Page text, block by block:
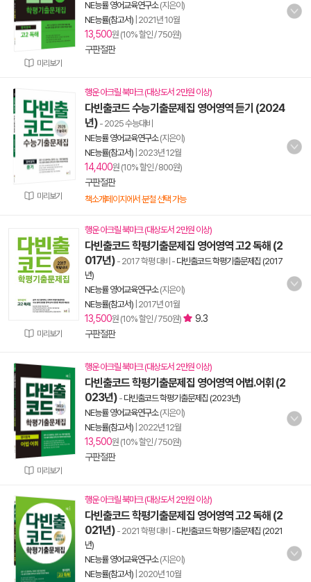
미리보기
NE능률 영어교육연구소(지은이)
NE능률(참고서) 2021년 10월
13,500원 (10% 할인 / 750원)
구판절판
미리보기
행운 아크릴 북마크 (대상도서 2만원 이상)
다빈출코드 수능기출문제집 영어영역 듣기 (2024
년) - 2025 수능대비
NE능률 영어교육연구소(지은이)
NE능률(참고서) 2023년 12월
14,400원 (10% 할인 / 800원)
구판절판
책소개페이지에서 분철 선택 가능
미리보기
행운 아크릴 북마크 (대상도서 2만원 이상)
다빈출코드 학평기출문제집 영어영역 고2 독해 (2
017년) - 2017 학평 대비 - 다빈출코드 학평기출문제집 (2017
년)
NE능률 영어교육연구소(지은이)
NE능률(참고서) 2017년 01월
13,500원 (10% 할인 / 750원)
9.3
구판절판
미리보기
행운 아크릴 북마크 (대상도서 2만원 이상)
다빈출코드 학평기출문제집 영어영역 어법.어휘 (2
023년) - 다빈출코드 학평기출문제집 (2023년)
NE능률 영어교육연구소(지은이)
NE능률(참고서) 2022년 12월
13,500원 (10% 할인 / 750원)
구판절판
행운 아크릴 북마크 (대상도서 2만원 이상)
다빈출코드 학평기출문제집 영어영역 고2 독해 (2
021년) - 2021 학평 대비 - 다빈출코드 학평기출문제집 (2021
년)
NE능률 영어교육연구소(지은이)
NE능률(참고서) 2020년 10월